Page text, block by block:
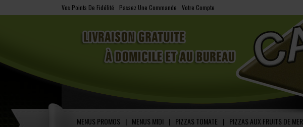
Vos Points De Fidélité Passez Une Commande Votre Compte
MENUS PROMOS | MENUS MIDI | PIZZAS TOMATE | PIZZAS AUX FRUITS DE MER